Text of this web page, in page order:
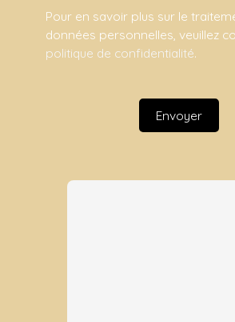
Pour en savoir plus sur le
données personnelles, veuillez
politique de confidentialité.
Envoyer